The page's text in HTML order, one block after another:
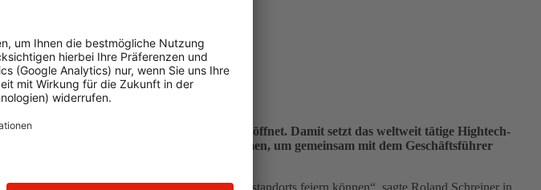
Dorfen bei Erding (Oberbayern) offiziell eröffnet. Damit setzt das weltweit tätige Hightech-
in Oberschleißheim waren gekommen, um gemeinsam mit dem Geschäftsführer
im neuen Werk zu feiern.
heute die Eröffnung des neuen Produktionsstandorts feiern können“, sagte Roland Schreiner in